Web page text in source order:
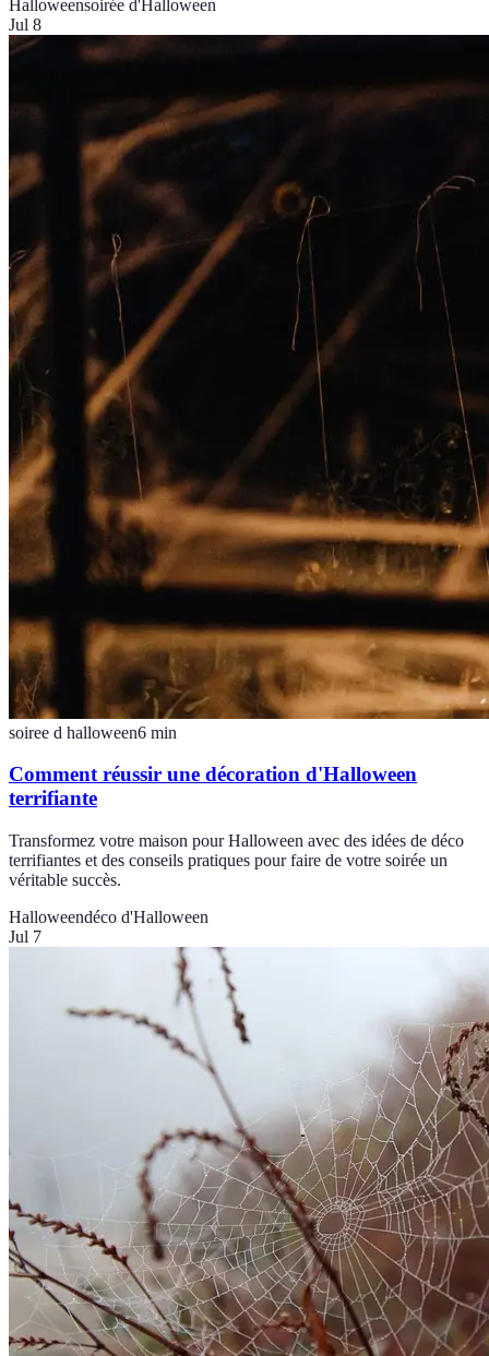
Halloweensoirée d'Halloween
Jul 8
soiree d halloween6 min
Comment réussir une décoration d'Halloween
terrifiante
Transformez votre maison pour Halloween avec des idées de déco
terrifiantes et des conseils pratiques pour faire de votre soirée un
véritable succès.
Halloweendéco d'Halloween
Jul 7